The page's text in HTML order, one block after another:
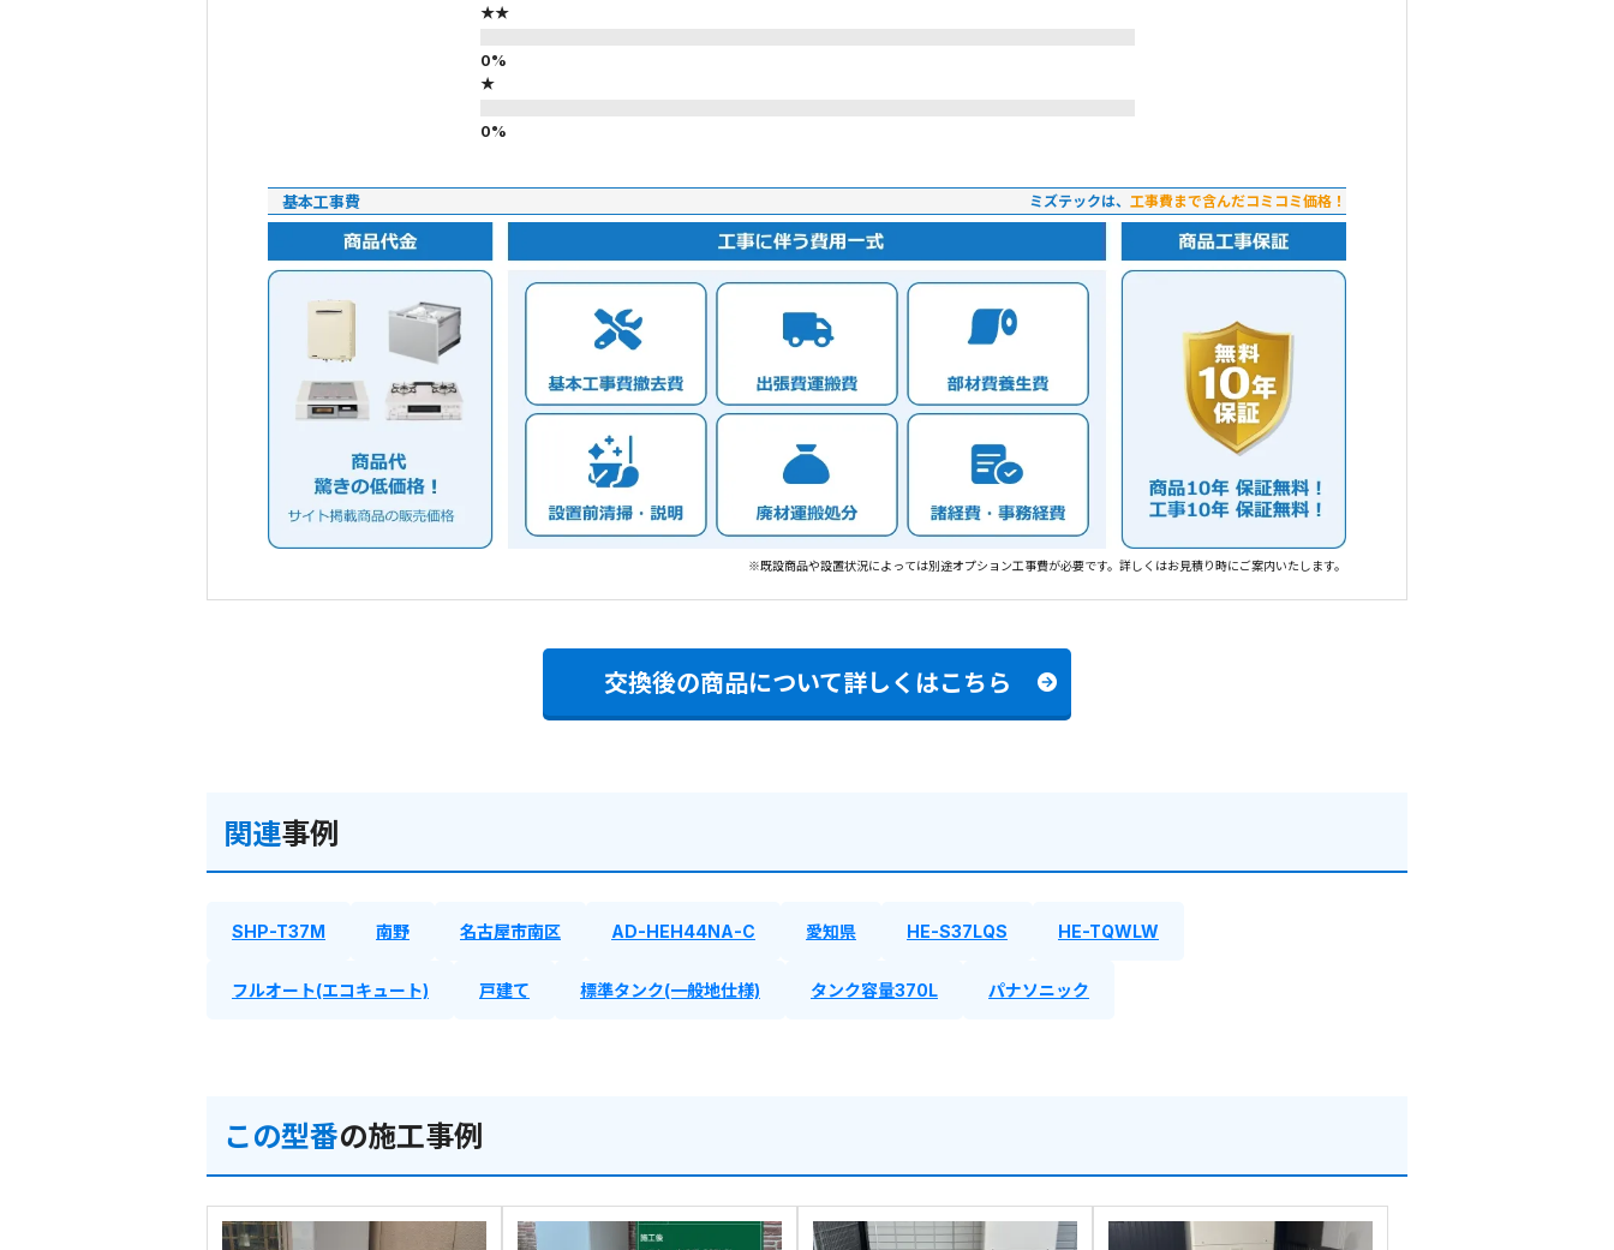
★★
★
基本工事費 ミズテックは、 工事費まで含んだコミコミ価格！
※既設商品や設置状況によっては別途オプション工事費が必要です。詳しくはお見積り時にご案内いたします。
交換後の商品について詳しくはこちら
関連事例
SHP-T37M 南野 名古屋市南区 AD-HEH44NA-C 愛知県 HE-S37LQS HE-TQWLW
フルオート(エコキュート) 戸建て 標準タンク(一般地仕様) タンク容量370L パナソニック
この型番の施工事例